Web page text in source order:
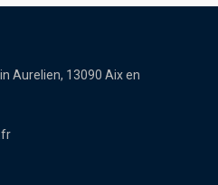
Aurelien, 13090 Aix en